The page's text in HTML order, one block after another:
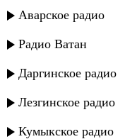
Аварское радио
Радио Ватан
Даргинское радио
Лезгинское радио
Кумыкское радио
Руслан Яриков -